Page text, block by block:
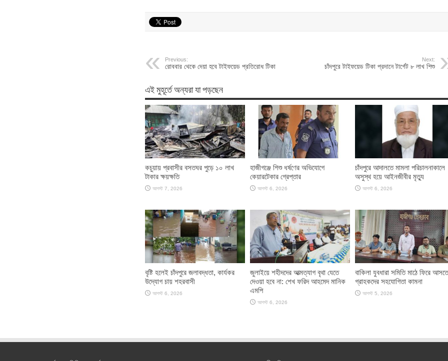
Previous:
রোববার থেকে দেয়া হবে টাইফয়েড প্রতিরোধ টিকা
Next:
চাঁদপুরে টাইফয়েড টিকা প্রদানে টার্গেট ৮ লাখ শিশু
এই মুহূর্তে অন্যরা যা পড়ছেন
কচুয়ায় প্রবাসীর বসতঘর পুড়ে ১০ লাখ
টাকার ক্ষয়ক্ষতি
আগস্ট 7, 2026
হাজীগঞ্জে শিশু ধর্ষণের অভিযোগে
কেয়ারটেকার গ্রেপ্তার
আগস্ট 6, 2026
চাঁদপুরে আদালতে মামলা পরিচালনাকালে
অসুস্থ হয়ে আইনজীবীর মৃত্যু
আগস্ট 6, 2026
বৃষ্টি হলেই চাঁদপুরে জলাবদ্ধতা, কার্যকর
উদ্যোগ চায় শহরবাসী
আগস্ট 6, 2026
জুলাইয়ে শহীদদের আত্মত্যাগ বৃথা যেতে
দেওয়া হবে না: শেখ ফরিদ আহমেদ মানিক
এমপি
আগস্ট 6, 2026
বাকিলা যুবধারা সমিতি মাঠে ফিরে আসতে
গ্রাহকদের সহযোগিতা কামনা
আগস্ট 5, 2026